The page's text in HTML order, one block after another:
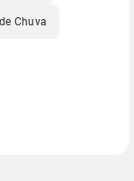
Chuva